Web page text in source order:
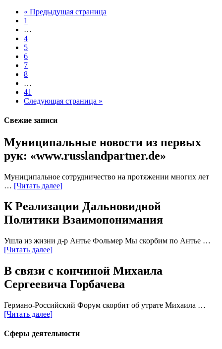
« Предыдущая страница
1
…
4
5
6
7
8
…
41
Следующая страница »
Свежие записи
Муниципальные новости из первых
рук: «www.russlandpartner.de»
Муниципальное сотрудничество на протяжении многих лет
… [Читать далее]
К Реализации Дальновидной
Политики Взаимопонимания
Ушла из жизни д-р Антье Фольмер Мы скорбим по Антье …
[Читать далее]
В связи с кончиной Михаила
Сергеевича Горбачева
Германо-Российский Форум скорбит об утрате Михаила …
[Читать далее]
Сферы деятельности